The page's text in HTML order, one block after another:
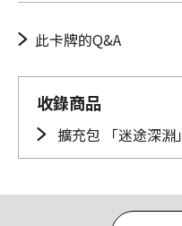
此卡牌的Q&A
收錄商品
擴充包 「迷途深淵」